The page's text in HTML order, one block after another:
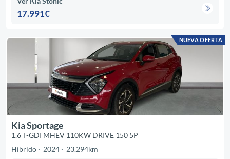
17.991€
NUEVA OFERTA
Kia Sportage
1.6 T-GDI MHEV 110KW DRIVE 150 5P
Híbrido
2024 23.294km